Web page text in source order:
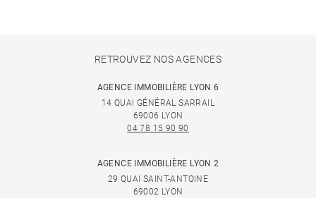
RETROUVEZ NOS AGENCES
AGENCE IMMOBILIÈRE LYON 6
14 QUAI GÉNÉRAL SARRAIL
69006 LYON
04 78 15 90 90
AGENCE IMMOBILIÈRE LYON 2
29 QUAI SAINT-ANTOINE
69002 LYON